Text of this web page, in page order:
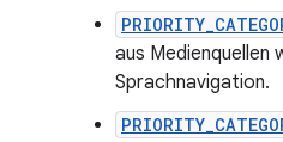
aus Medienquellen
Sprachnavigation.